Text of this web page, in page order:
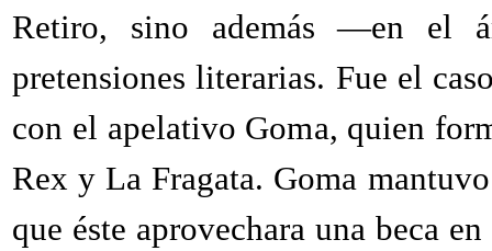
Retiro, sino además —en el
pretensiones literarias. Fue el
con el apelativo Goma, quien
Rex y La Fragata. Goma
que éste aprovechara una beca